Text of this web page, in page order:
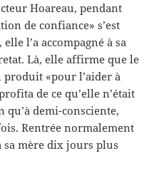
Hoareau, pendant
de confiance» s’est
l’a accompagné à sa
Là, elle affirme que le
«pour l’aider à
de ce qu’elle n’était
qu’à demi-consciente,
Rentrée normalement
sa mère dix jours plus